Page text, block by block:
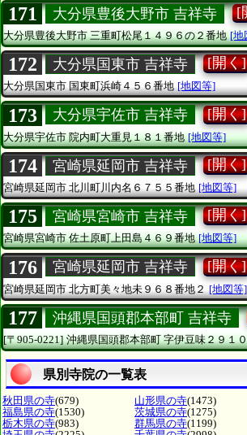
171 大分県豊後大野市 吉祥寺 [
大分県豊後大野市三重町松尾１４９６の２番地 [地
172 大分県国東市 吉祥寺 [開く]
大分県国東市国東町浜崎４５６番地 [地図等]
173 大分県宇佐市 吉祥寺 [開く]
大分県宇佐市院内町大重見１８１番地 [地図等]
174 宮崎県延岡市 吉祥寺 [開く]
宮崎県延岡市北川町川内名６７５５番地 [地図等]
175 宮崎県宮崎市 吉祥寺 [開く]
宮崎県宮崎市佐土原町上田島４６９番地 [地図等]
176 宮崎県延岡市 吉祥寺 [開く]
宮崎県延岡市 北方町美々地未９６８番地２ [地図等]
177 沖縄県国頭郡本部町 吉祥寺
[〒905-0221] 沖縄県国頭郡本部町字伊豆味２９１
県別寺院の一覧表
秋田県の寺(679) 山形県の寺(1473)
福島県の寺(1530) 茨城県の寺(1275)
栃木県の寺(983) 群馬県の寺(1199)